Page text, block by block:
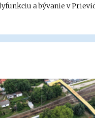
a bývanie v